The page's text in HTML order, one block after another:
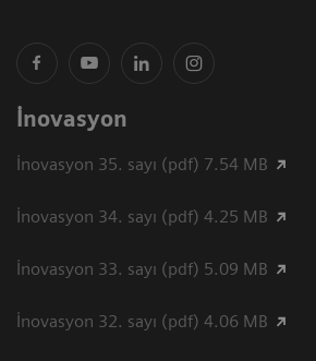
İnovasyon
İnovasyon 35. sayı (pdf) 7.54 MB
İnovasyon 34. sayı (pdf) 4.25 MB
İnovasyon 33. sayı (pdf) 5.09 MB
İnovasyon 32. sayı (pdf) 4.06 MB